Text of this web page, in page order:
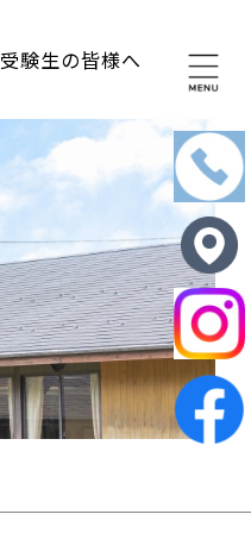
受験生の皆様へ